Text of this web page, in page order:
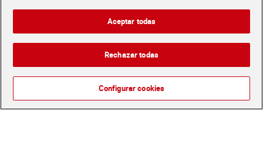
Bebida de soja con calcio
Sin gluten
Añadir
Bebida de avena con calcio
Dia Vegedia pack 6 x 1 L
Sin gluten
5,94 €
Aceptar todas
Rechazar todas
Configurar cookies